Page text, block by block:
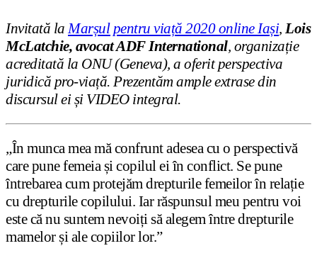
Invitată la Marșul pentru viață 2020 online Iași, Lois
McLatchie, avocat ADF International, organizație
acreditată la ONU (Geneva), a oferit perspectiva
juridică pro-viață. Prezentăm ample extrase din
discursul ei și VIDEO integral.
„În munca mea mă confrunt adesea cu o perspectivă
care pune femeia și copilul ei în conflict. Se pune
întrebarea cum protejăm drepturile femeilor în relație
cu drepturile copilului. Iar răspunsul meu pentru voi
este că nu suntem nevoiți să alegem între drepturile
mamelor și ale copiilor lor.”